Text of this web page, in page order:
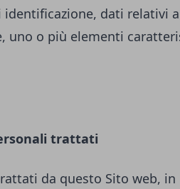
dati relativi
uno o più elementi
trattati
da questo Sito web,